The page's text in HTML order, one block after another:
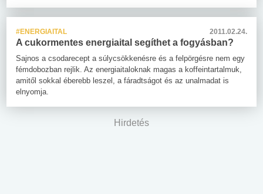
#ENERGIAITAL 2011.02.24.
A cukormentes energiaital segíthet a fogyásban?
Sajnos a csodarecept a súlycsökkenésre és a felpörgésre nem egy
fémdobozban rejlik. Az energiaitaloknak magas a koffeintartalmuk,
amitől sokkal éberebb leszel, a fáradtságot és az unalmadat is
elnyomja.
Hirdetés